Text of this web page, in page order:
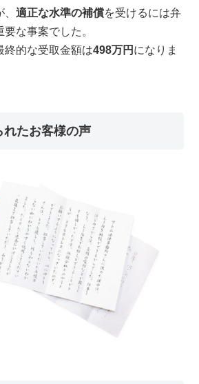
、適正な水準の補償を受けるには弁
な事案でした。
終的な受取金額は498万円 になりま
れたお客様の声